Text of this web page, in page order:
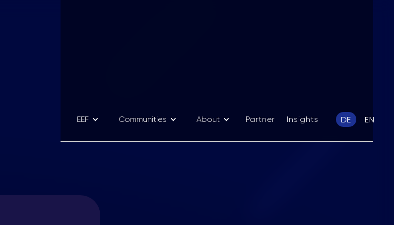
EEF Communities About Partner Insights DE EN